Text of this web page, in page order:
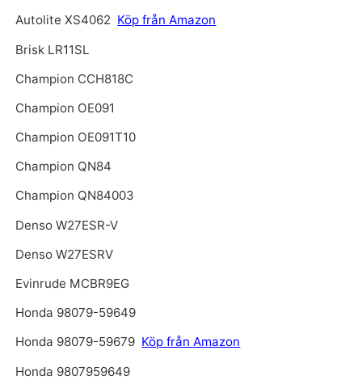
Autolite XS4062 Köp från Amazon
Brisk LR11SL
Champion CCH818C
Champion OE091
Champion OE091T10
Champion QN84
Champion QN84003
Denso W27ESR-V
Denso W27ESRV
Evinrude MCBR9EG
Honda 98079-59649
Honda 98079-59679 Köp från Amazon
Honda 9807959649